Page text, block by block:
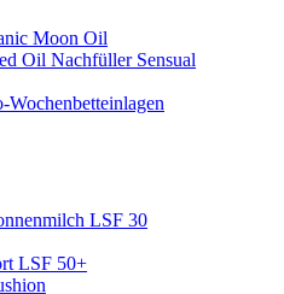
Moon Oil
Oil Nachfüller Sensual
LSF 30
LSF 50+